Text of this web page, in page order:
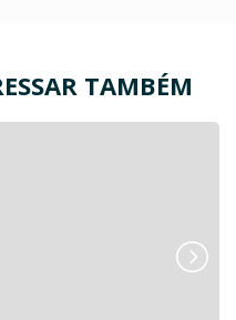
TAMBÉM